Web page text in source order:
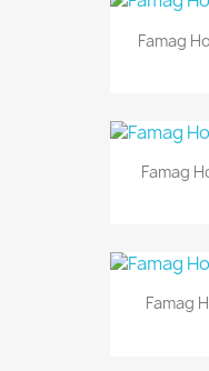
Famag
Famag
Famag